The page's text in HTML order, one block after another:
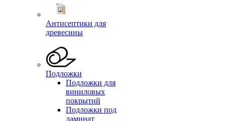
Антисептики для
древесины
Подложки
Подложки для
виниловых
покрытий
Подложки под
ламинат